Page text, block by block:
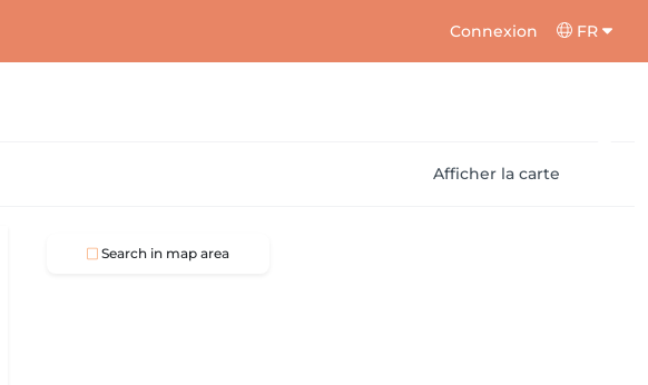
Connexion FR
Afficher la carte
Search in map area